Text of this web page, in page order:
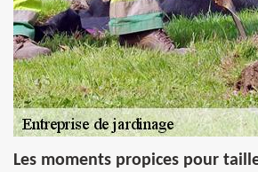
Les moments propices pour